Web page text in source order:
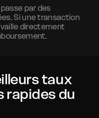
par des
Si une transaction
directement
taux
rapides du